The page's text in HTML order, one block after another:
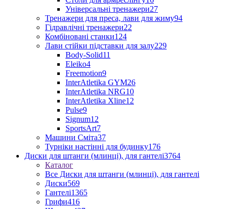
Універсальні тренажери27
Тренажери для преса, лави для жиму94
Гідравлічні тренажери22
Комбіновані станки124
Лави стійки підставки для залу229
Body-Solid11
Eleiko4
Freemotion9
InterAtletika GYM26
InterAtletika NRG10
InterAtletika Xline12
Pulse9
Signum12
SportsArt7
Машини Сміта37
Турніки настінні для будинку176
Диски для штанги (млинці), для гантелі3764
Каталог
Все Диски для штанги (млинці), для гантелі
Диски569
Гантелі1365
Грифи416